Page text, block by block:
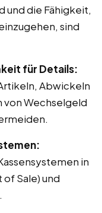
und die Fähigkeit,
sind
für Details:
Abwickeln
von Wechselgeld
in
Sale) und